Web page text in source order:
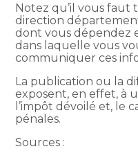
Notez qu’il vous faut
direction
dont vous dépendez
dans laquelle vous
communiquer ces
La publication ou la
exposent, en effet, à
l’impôt dévoilé et, le
pénales.
Sources :